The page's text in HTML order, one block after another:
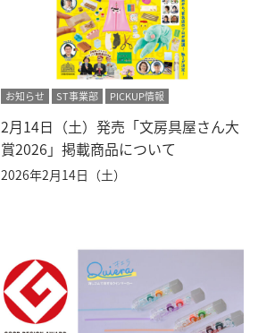
お知らせ ST事業部 PICKUP情報
2月14日（土）発売「文房具屋さん大
賞2026」掲載商品について
2026年2月14日（土）